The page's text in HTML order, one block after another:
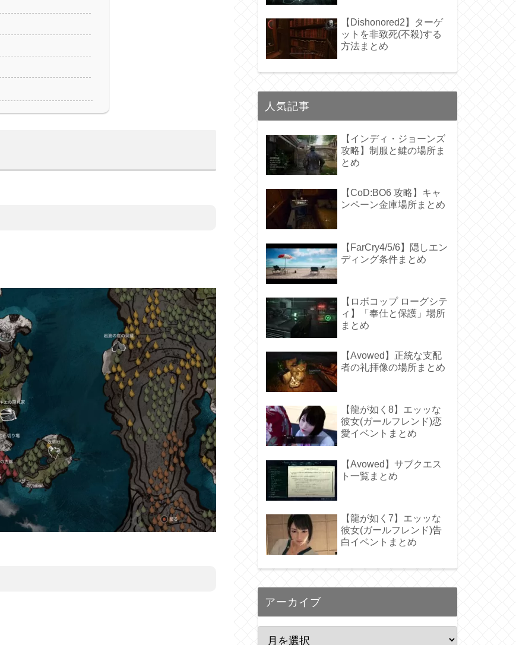
【Dishonored2】ターゲ
ットを非致死(不殺)する
方法まとめ
人気記事
【インディ・ジョーンズ
攻略】制服と鍵の場所ま
とめ
【CoD:BO6 攻略】キャ
ンペーン金庫場所まとめ
【FarCry4/5/6】隠しエン
ディング条件まとめ
【ロボコップ ローグシテ
ィ】「奉仕と保護」場所
まとめ
【Avowed】正統な支配
者の礼拝像の場所まとめ
【龍が如く8】エッッな
彼女(ガールフレンド)恋
愛イベントまとめ
【Avowed】サブクエス
ト一覧まとめ
【龍が如く7】エッッな
彼女(ガールフレンド)告
白イベントまとめ
アーカイブ